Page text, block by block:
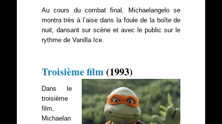
Au cours du combat final, Michaelangelo se
montra très à l’aise dans la foule de la boîte de
nuit, dansant sur scène et avec le public sur le
rythme de Vanilla Ice.
Troisième film(1993)
Dans le
troisième
film,
Michaelan